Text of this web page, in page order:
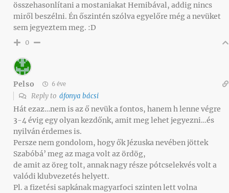
összehasonlítani a mostaniakat Hemibával, addig nincs
miről beszélni. Én őszintén szólva egyelőre még a nevüket
sem jegyeztem meg. :D
0
Pelso 6 éve
Reply to áfonya bácsi
Hát ezaz…nem is az ő nevük a fontos, hanem h lenne végre
3-4 évig egy olyan kezdőnk, amit meg lehet jegyezni…és
nyilván érdemes is.
Persze nem gondolom, hogy ők Jézuska nevében jöttek
Szabóbá’ meg az maga volt az ördög,
de amit az öreg tolt, annak nagy része pótcselekvés volt a
valódi klubvezetés helyett.
Pl. a fizetési sapkának magyarfoci szinten lett volna